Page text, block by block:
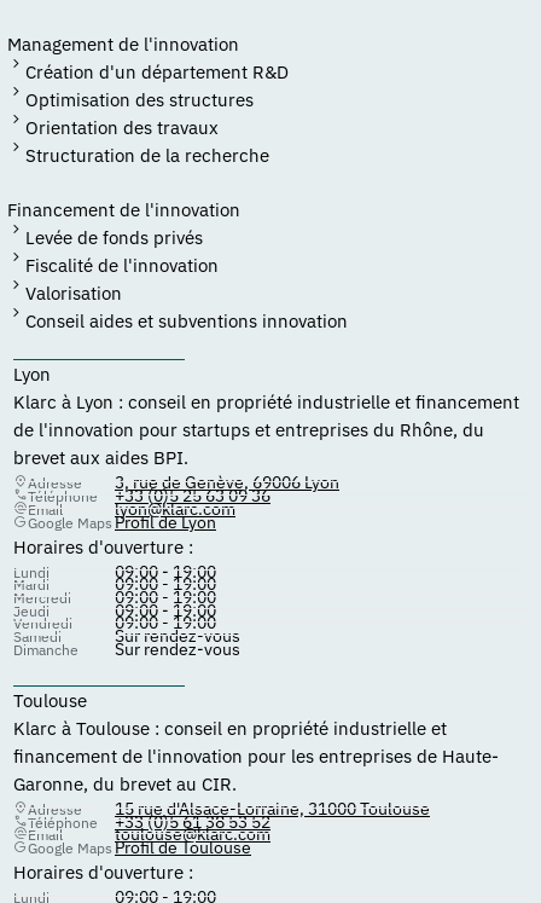
Management de l'innovation
Création d'un département R&D
Optimisation des structures
Orientation des travaux
Structuration de la recherche
Financement de l'innovation
Levée de fonds privés
Fiscalité de l'innovation
Valorisation
Conseil aides et subventions innovation
Lyon
Klarc à Lyon : conseil en propriété industrielle et financement
de l'innovation pour startups et entreprises du Rhône, du
brevet aux aides BPI.
Adresse 3, rue de Genève, 69006 Lyon
Téléphone +33 (0)5 25 63 09 36
Email lyon@klarc.com
Google Maps Profil de Lyon
Horaires d'ouverture :
Lundi 09:00 - 19:00
Mardi 09:00 - 19:00
Mercredi 09:00 - 19:00
Jeudi 09:00 - 19:00
Vendredi 09:00 - 19:00
Samedi Sur rendez-vous
Dimanche Sur rendez-vous
Toulouse
Klarc à Toulouse : conseil en propriété industrielle et
financement de l'innovation pour les entreprises de Haute-
Garonne, du brevet au CIR.
Adresse 15 rue d'Alsace-Lorraine, 31000 Toulouse
Téléphone +33 (0)5 61 38 53 52
Email toulouse@klarc.com
Google Maps Profil de Toulouse
Horaires d'ouverture :
Lundi 09:00 - 19:00